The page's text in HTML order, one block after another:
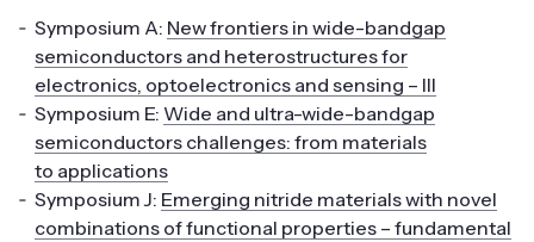
Symposium A: New frontiers in wide-bandgap
semiconductors and heterostructures for
electronics, optoelectronics and sensing – III
Symposium E: Wide and ultra-wide-bandgap
semiconductors challenges: from materials
to applications
Symposium J: Emerging nitride materials with novel
combinations of functional properties – fundamental